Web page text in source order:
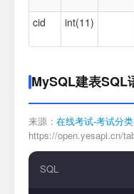
cid
int(11)
MySQL建表SQL
来源： 在线考试-考试分类
https://open.yesapi.cn/
SQL